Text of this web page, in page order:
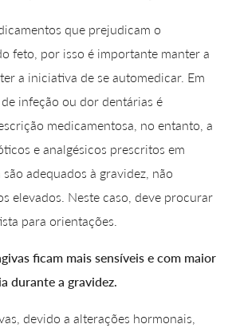
que prejudicam o
feto, por isso é importante manter a
a iniciativa de se automedicar. Em
infeção ou dor dentárias é
medicamentosa, no entanto, a
e analgésicos prescritos em
adequados à gravidez, não
elevados. Neste caso, deve procurar
para orientações.
ficam mais sensíveis e com maior
durante a gravidez.
devido a alterações hormonais,